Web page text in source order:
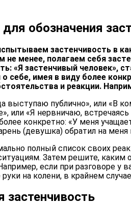
обозначения
застенчивость в
не менее, полагаем себя
«Я застенчивый человек»,
себе, имея в виду более
и реакции.
выступаю публично», или «В
или «Я нервничаю,
конкретно: «У меня
(девушка) обратил на меня
полный список своих
Затем решите, каким
если при разговоре у
на колени, в крайнем
застенчивость